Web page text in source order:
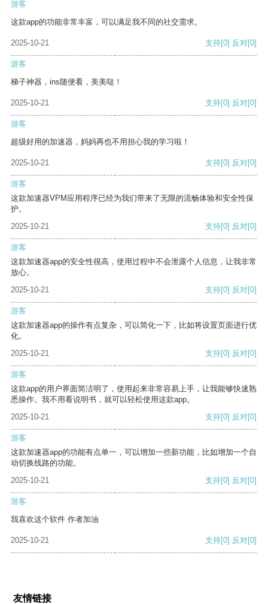
游客
这款app的功能非常丰富，可以满足我不同的社交需求。
2025-10-21 支持[0] 反对[0]
游客
梯子神器，ins随便看，美美哒！
2025-10-21 支持[0] 反对[0]
游客
超级好用的加速器，妈妈再也不用担心我的学习啦！
2025-10-21 支持[0] 反对[0]
游客
这款加速器VPM应用程序已经为我们带来了无限的流畅体验和安全性保
护。
2025-10-21
支持[0] 反对[0]
游客
这款加速器app的安全性很高，使用过程中不会泄露个人信息，让我非常
放心。
2025-10-21
支持[0] 反对[0]
游客
这款加速器app的操作有点复杂，可以简化一下，比如将设置页面进行优
化。
2025-10-21
支持[0] 反对[0]
游客
这款app的用户界面简洁明了，使用起来非常容易上手，让我能够快速熟
悉操作。我不用看说明书，就可以轻松使用这款app。
2025-10-21
支持[0] 反对[0]
游客
这款加速器app的功能有点单一，可以增加一些新功能，比如增加一个自
动切换线路的功能。
2025-10-21
支持[0] 反对[0]
游客
我喜欢这个软件 作者加油
2025-10-21 支持[0] 反对[0]
友情链接